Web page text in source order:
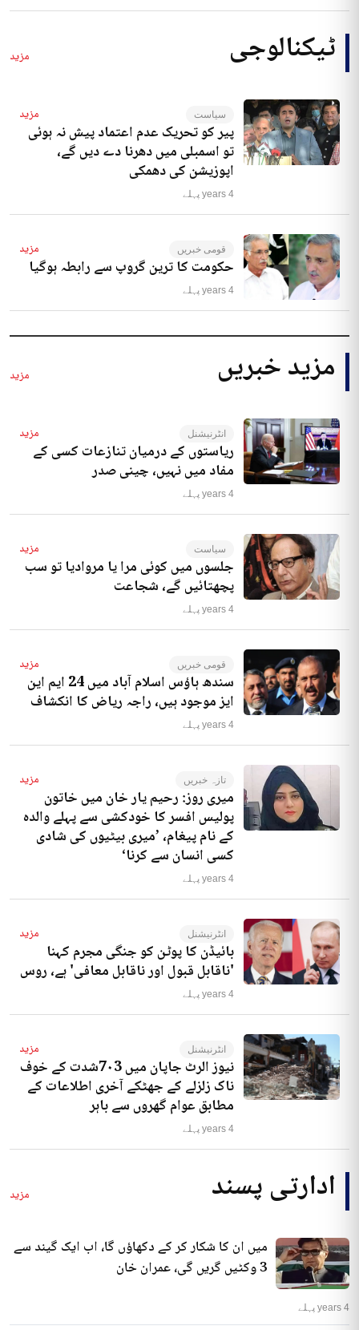
ٹیکنالوجی مزید
سیاست مزید
پیر کو تحریک عدم اعتماد پیش نہ ہوئی
تو اسمبلی میں دھرنا دے دیں گے،
اپوزیشن کی دھمکی
4 years پہلے
قومی خبریں مزید
حکومت کا ترین گروپ سے رابطہ ہوگیا
4 years پہلے
مزید خبریں مزید
انٹرنیشنل مزید
ریاستوں کے درمیان تنازعات کسی کے
مفاد میں نہیں، چینی صدر
4 years پہلے
سیاست مزید
جلسوں میں کوئی مرا یا مروادیا تو سب
پچھتائیں گے، شجاعت
4 years پہلے
قومی خبریں مزید
سندھ ہاؤس اسلام آباد میں 24 ایم این
ایز موجود ہیں، راجہ ریاض کا انکشاف
4 years پہلے
تازہ خبریں مزید
میری روز: رحیم یار خان میں خاتون
پولیس افسر کا خودکشی سے پہلے والدہ
کے نام پیغام، ’میری بیٹیوں کی شادی
کسی انسان سے کرنا‘
4 years پہلے
انٹرنیشنل مزید
بائیڈن کا پوٹن کو جنگی مجرم کہنا
'ناقابل قبول اور ناقابل معافی' ہے، روس
4 years پہلے
انٹرنیشنل مزید
نیوز الرٹ جاپان میں 7۰3شدت کے خوف
ناک زلزلے کے جھٹکے آخری اطلاعات کے
مطابق عوام گھروں سے باہر
4 years پہلے
ادارتی پسند مزید
میں ان کا شکار کر کے دکھاؤں گا، اب ایک گیند سے
3 وکٹیں گریں گی، عمران خان
4 years پہلے